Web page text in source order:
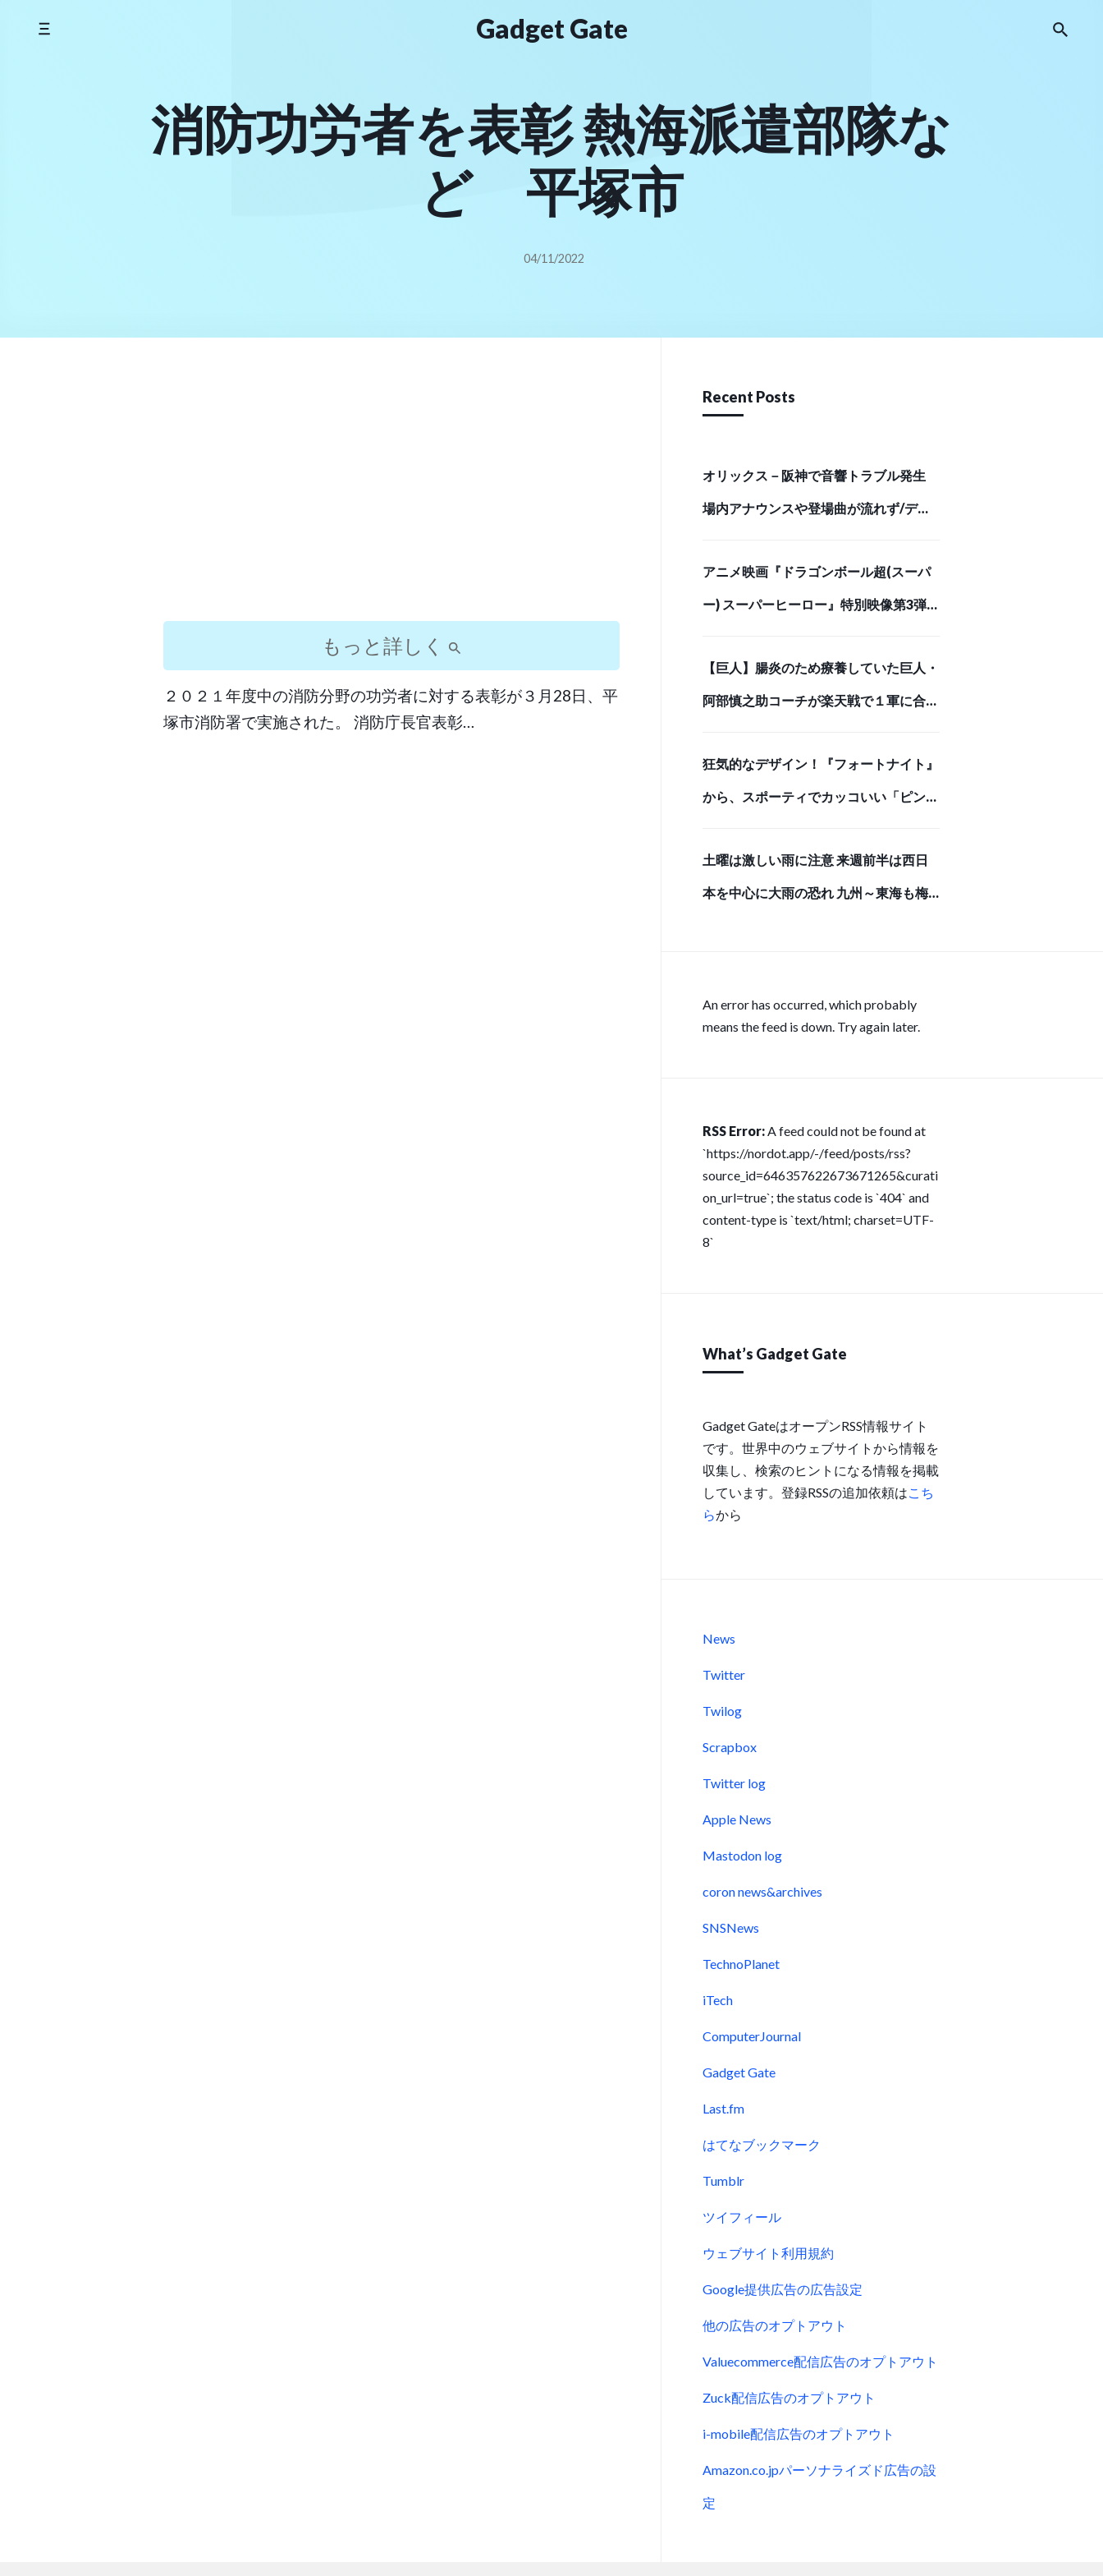
Gadget Gate
消防功労者を表彰 熱海派遣部隊な
ど 平塚市
04/11/2022
もっと詳しく
２０２１年度中の消防分野の功労者に対する表彰が３月28日、平
塚市消防署で実施された。 消防庁長官表彰…
Recent Posts
オリックス－阪神で音響トラブル発生
場内アナウンスや登場曲が流れず/デイ
アニメ映画『ドラゴンボール超(スーパ
ー) スーパーヒーロー』特別映像第3弾
イムズ
【巨人】腸炎のため療養していた巨人・
阿部慎之助コーチが楽天戦で１軍に合流
狂気的なデザイン！『フォートナイト』
から、スポーティでカッコいい「ピンク
と、牛革で高級感あふれる長財布で存在
感のある強者になろう！
土曜は激しい雨に注意 来週前半は西日
本を中心に大雨の恐れ 九州～東海も梅
An error has occurred, which probably
means the feed is down. Try again later.
RSS Error:A feed could not be found at
`https://nordot.app/-/feed/posts/rss?
source_id=646357622673671265&curati
on_url=true`; the status code is `404` and
content-type is `text/html; charset=UTF-
8`
What’s Gadget Gate
Gadget GateはオープンRSS情報サイト
です。世界中のウェブサイトから情報を
収集し、検索のヒントになる情報を掲載
しています。登録RSSの追加依頼はこち
らから
News
Twitter
Twilog
Scrapbox
Twitter log
Apple News
Mastodon log
coron news&archives
SNSNews
TechnoPlanet
iTech
ComputerJournal
Gadget Gate
Last.fm
はてなブックマーク
Tumblr
ツイフィール
ウェブサイト利用規約
Google提供広告の広告設定
他の広告のオプトアウト
Valuecommerce配信広告のオプトアウト
Zuck配信広告のオプトアウト
i-mobile配信広告のオプトアウト
Amazon.co.jpパーソナライズド広告の設
定